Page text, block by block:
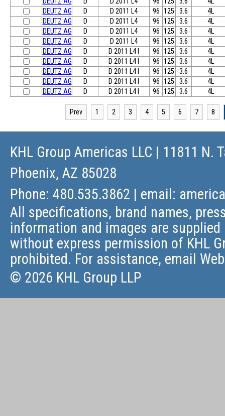
DEUTZ AG
D D 2011 L4 96 125 3.6
4L
DEUTZ AG
D D 2011 L4 96 125 3.6
4L
DEUTZ AG
D D 2011 L4 96 125 3.6
4L
DEUTZ AG
D D 2011 L4 96 125 3.6
4L
DEUTZ AG
D D 2011 L4 I 96 125 3.6
4L
DEUTZ AG
D D 2011 L4 I 96 125 3.6
4L
DEUTZ AG
D D 2011 L4 I 96 125 3.6
4L
DEUTZ AG
D D 2011 L4 I 96 125 3.6
4L
DEUTZ AG
D D 2011 L4 I 96 125 3.6 4L
Prev 1 2 3 4 5 6 7 8
KHL Group Americas LLC | 11811 N.
Phoenix, AZ 85028
Phone: 480.535.3862 | email:
All specifications, brand names,
information and images are
without express permission of KHL
prohibited. For assistance, email
© 2026 KHL Group LLP